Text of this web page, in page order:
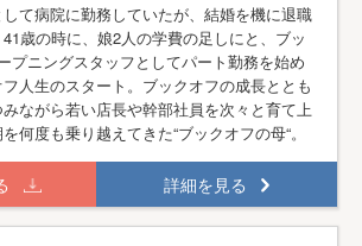
て病院に勤務していたが、結婚を機に退職
歳の時に、娘2人の学費の足しにと、ブッ
プニングスタッフとしてパート勤務を始め
人生のスタート。ブックオフの成長ととも
ながら若い店長や幹部社員を次々と育て上
何度も乗り越えてきた“ブックオフの母“。
詳細を見る